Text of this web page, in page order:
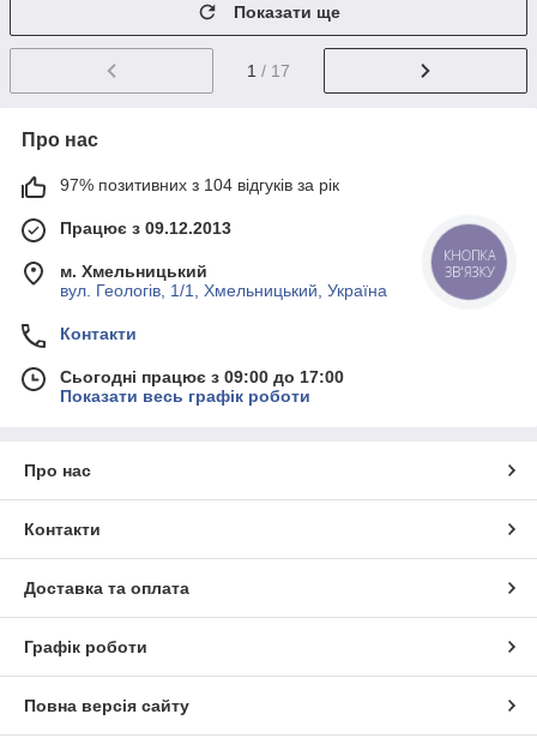
Показати ще
1 / 17
Про нас
97% позитивних з 104 відгуків за рік
Працює з 09.12.2013
м. Хмельницький
вул. Геологів, 1/1, Хмельницький, Україна
Контакти
Сьогодні працює з 09:00 до 17:00
Показати весь графік роботи
Про нас
Контакти
Доставка та оплата
Графік роботи
Повна версія сайту
КНОПКА
ЗВ'ЯЗКУ